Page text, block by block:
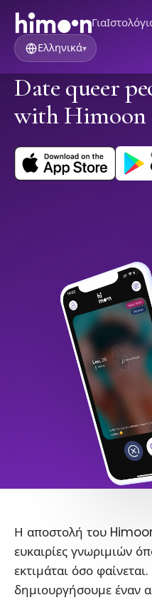
Για
Ελληνικά▾
Date queer
with Himoon
Η αποστολή του
ευκαιρίες γνωριμιών
εκτιμάται όσο
δημιουργήσουμε έναν